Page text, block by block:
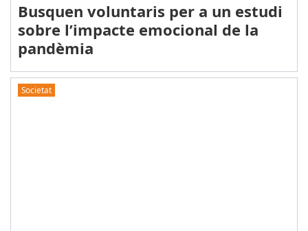
Busquen voluntaris per a un estudi
sobre l’impacte emocional de la
pandèmia
Societat